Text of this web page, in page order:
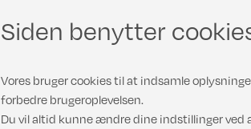
Siden benytter
Vores bruger cookies til at indsamle
forbedre brugeroplevelsen.
Du vil altid kunne ændre dine indstillinger ved